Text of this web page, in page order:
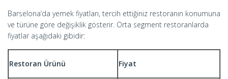
Barselona’da yemek fiyatları, tercih ettiğiniz restoranın konumuna
ve türüne göre değişiklik gösterir. Orta segment restoranlarda
fiyatlar aşağıdaki gibidir:
Restoran Ürünü Fiyat